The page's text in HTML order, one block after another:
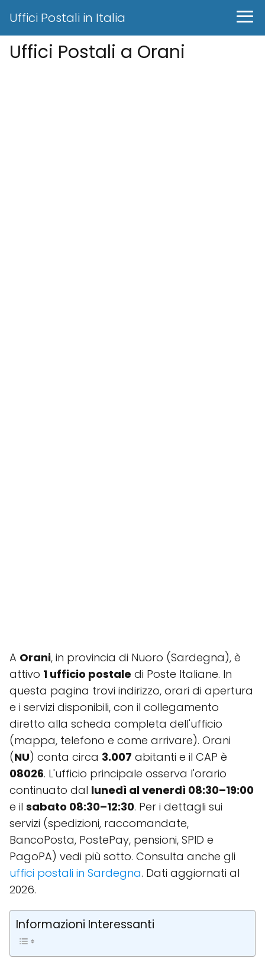
Uffici Postali in Italia
Uffici Postali a Orani
A Orani, in provincia di Nuoro (Sardegna), è
attivo 1 ufficio postale di Poste Italiane. In
questa pagina trovi indirizzo, orari di apertura
e i servizi disponibili, con il collegamento
diretto alla scheda completa dell'ufficio
(mappa, telefono e come arrivare). Orani
(NU) conta circa 3.007 abitanti e il CAP è
08026. L'ufficio principale osserva l'orario
continuato dal lunedì al venerdì 08:30–19:00
e il sabato 08:30–12:30. Per i dettagli sui
servizi (spedizioni, raccomandate,
BancoPosta, PostePay, pensioni, SPID e
PagoPA) vedi più sotto. Consulta anche gli
uffici postali in Sardegna. Dati aggiornati al
2026.
Informazioni Interessanti